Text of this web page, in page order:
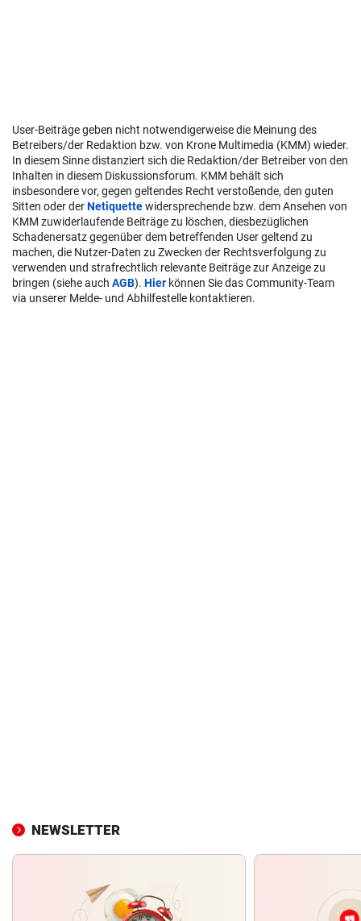
User-Beiträge geben nicht notwendigerweise die Meinung des
Betreibers/der Redaktion bzw. von Krone Multimedia (KMM) wieder.
In diesem Sinne distanziert sich die Redaktion/der Betreiber von den
Inhalten in diesem Diskussionsforum. KMM behält sich
insbesondere vor, gegen geltendes Recht verstoßende, den guten
Sitten oder derNetiquettewidersprechende bzw. dem Ansehen von
KMM zuwiderlaufende Beiträge zu löschen, diesbezüglichen
Schadenersatz gegenüber dem betreffenden User geltend zu
machen, die Nutzer-Daten zu Zwecken der Rechtsverfolgung zu
verwenden und strafrechtlich relevante Beiträge zur Anzeige zu
bringen (siehe auch AGB). Hier können Sie das Community-Team
via unserer Melde- und Abhilfestelle kontaktieren.
NEWSLETTER